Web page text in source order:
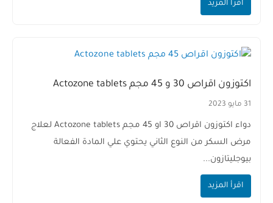
اقرأ المزيد
اكتوزون اقراص 30 و 45 مجم Actozone tablets
31 مايو 2023
دواء اكتوزون اقراص 30 او 45 مجم Actozone tablets لعلاج
مرض السكر من النوع الثاني يحتوي علي المادة الفعالة
بيوجليتازون...
اقرأ المزيد